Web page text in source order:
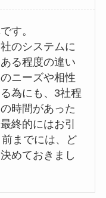
す。
のシステムに
る程度の違い
ニーズや相性
為にも、3社程
時間があった
終的にはお引
までには、ど
めておきまし